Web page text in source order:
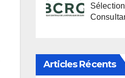
Articles Récents